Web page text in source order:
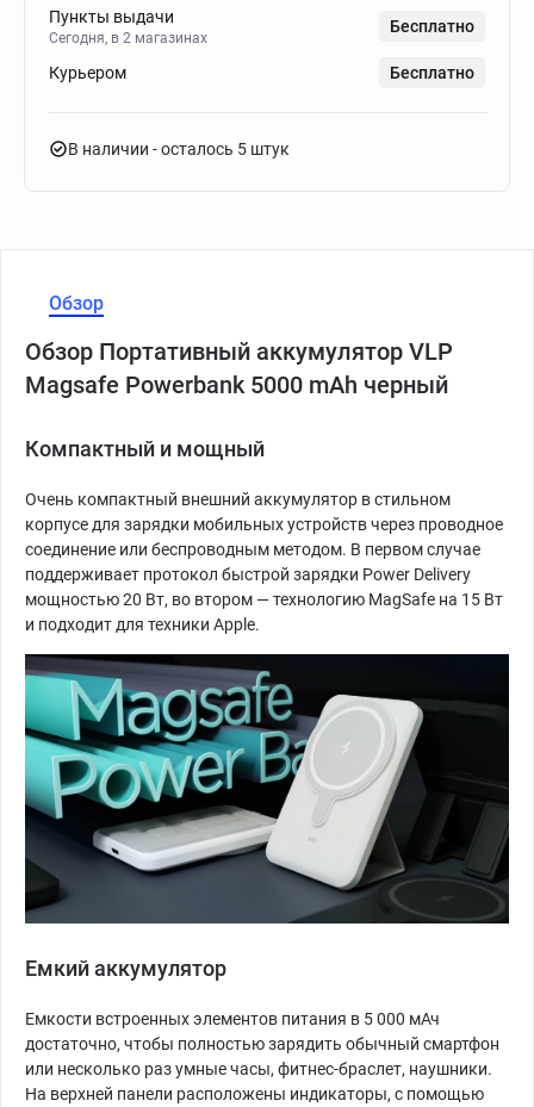
Пункты выдачи
Сегодня, в 2 магазинах
Бесплатно
Курьером Бесплатно
В наличии - осталось 5 штук
Обзор
Обзор Портативный аккумулятор VLP
Magsafe Powerbank 5000 mAh черный
Компактный и мощный
Очень компактный внешний аккумулятор в стильном
корпусе для зарядки мобильных устройств через проводное
соединение или беспроводным методом. В первом случае
поддерживает протокол быстрой зарядки Power Delivery
мощностью 20 Вт, во втором — технологию MagSafe на 15 Вт
и подходит для техники Apple.
Емкий аккумулятор
Емкости встроенных элементов питания в 5 000 мАч
достаточно, чтобы полностью зарядить обычный смартфон
или несколько раз умные часы, фитнес-браслет, наушники.
На верхней панели расположены индикаторы, с помощью